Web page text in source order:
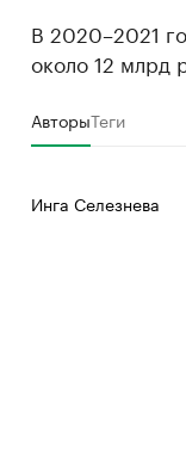
В 2020–2021
около 12 млрд
АвторыТеги
Инга Селезнева